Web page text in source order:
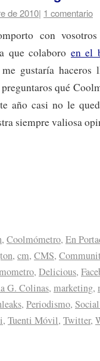
de 2010| 1 comentario
con
que colaboro en el
gustaría haceros
qué
año casi no le
siempre valiosa
, Coolmómetro, En
, cm, CMS,
, Delicious,
G. Colinas, marketing,
, Periodismo,
, Tuenti Móvil, Twitter,